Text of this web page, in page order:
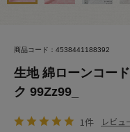
商品コード：4538441188392
生地 綿ローンコー
ク 99Zz99_
1件 レビュ